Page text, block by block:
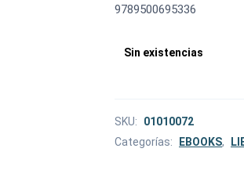
9789500695336
Sin existencias
SKU:
01010072
Categorías:
EBOOKS,